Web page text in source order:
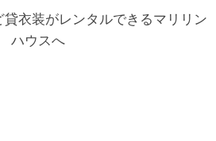
貸衣装がレンタルできるマリリン
ハウスへ